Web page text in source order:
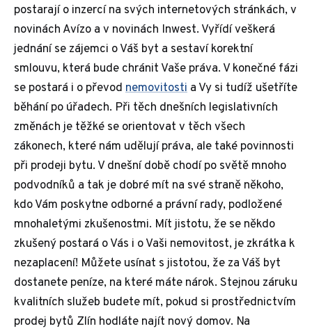
postarají o inzercí na svých internetových stránkách, v
novinách Avízo a v novinách Inwest. Vyřídí veškerá
jednání se zájemci o Váš byt a sestaví korektní
smlouvu, která bude chránit Vaše práva. V konečné fázi
se postará i o převod nemovitosti a Vy si tudíž ušetříte
běhání po úřadech. Při těch dnešních legislativních
změnách je těžké se orientovat v těch všech
zákonech, které nám udělují práva, ale také povinnosti
při prodeji bytu. V dnešní době chodí po světě mnoho
podvodníků a tak je dobré mít na své straně někoho,
kdo Vám poskytne odborné a právní rady, podložené
mnohaletými zkušenostmi. Mít jistotu, že se někdo
zkušený postará o Vás i o Vaši nemovitost, je zkrátka k
nezaplacení! Můžete usínat s jistotou, že za Váš byt
dostanete peníze, na které máte nárok. Stejnou záruku
kvalitních služeb budete mít, pokud si prostřednictvím
prodej bytů Zlín hodláte najít nový domov. Na